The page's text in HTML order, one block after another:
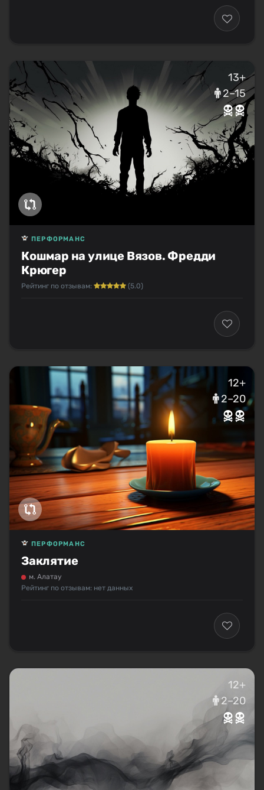
13+
2–15
Кошмар на улице Вязов. Фредди
Крюгер
ПЕРФОРМАНС
Рейтинг по отзывам: (5.0)
12+
2–20
Заклятие
ПЕРФОРМАНС
м. Алатау
Рейтинг по отзывам: нет данных
12+
2–20